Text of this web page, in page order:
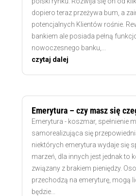
dopiero teraz przeżywa bum, a
potencjalnych Klientów rośnie.
bankiem ale posiada pełną
nowoczesnego banku,...
czytaj dalej
Emerytura – czy masz się
Emerytura - koszmar, spełnienie
samorealizująca się
niektórych emerytura wydaje się
marzeń, dla innych jest jednak to
związany z brakiem pieniędzy.
przechodzą na emeryturę, mogą
będzie...